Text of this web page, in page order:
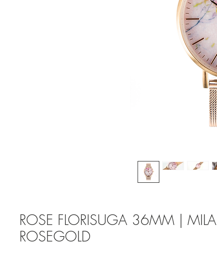
ROSE FLORISUGA 36MM |
ROSEGOLD